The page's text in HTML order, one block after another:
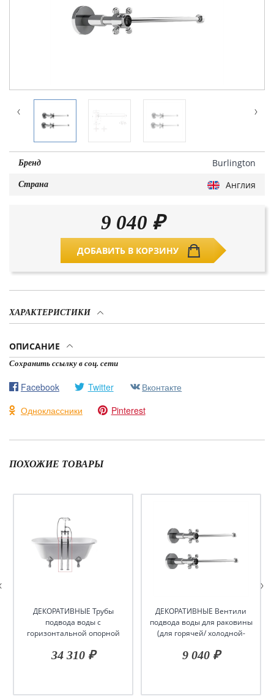
Бренд Burlington
Страна Англия
9 040 ₽
ДОБАВИТЬ В КОРЗИНУ
ХАРАКТЕРИСТИКИ
ОПИСАНИЕ
Сохранить ссылку в соц. сети
Facebook Twitter
Вконтакте
Одноклассники
Pinterest
ПОХОЖИЕ ТОВАРЫ
ДЕКОРАТИВНЫЕ Трубы
подвода воды с
горизонтальной опорной
34 310 ₽
ДЕКОРАТИВНЫЕ Вентили
подвода воды для раковины
(для горячей/ холодной-
9 040 ₽